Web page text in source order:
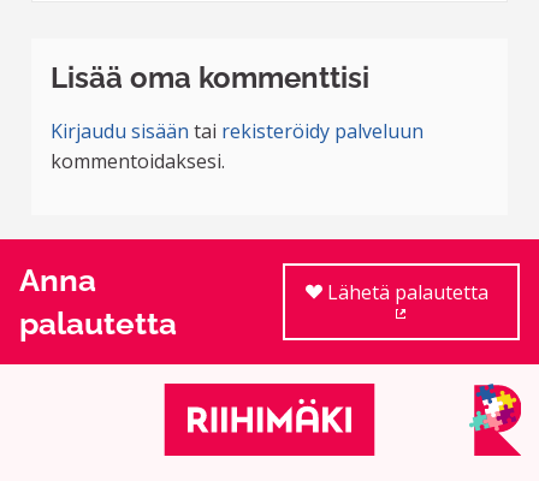
Lisää oma kommenttisi
Kirjaudu sisään tai rekisteröidy palveluun
kommentoidaksesi.
Anna
palautetta
Lähetä palautetta